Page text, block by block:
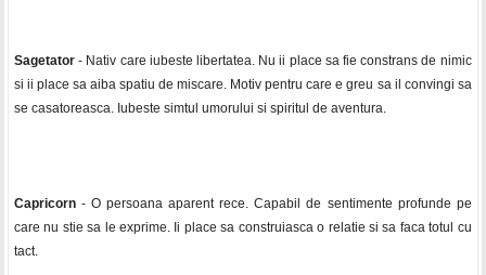
Sagetator- Nativ care iubeste libertatea. Nu ii place sa fie constrans de nimic
si ii place sa aiba spatiu de miscare. Motiv pentru care e greu sa il convingi sa
se casatoreasca. Iubeste simtul umorului si spiritul de aventura.
Capricorn- O persoana aparent rece. Capabil de sentimente profunde pe
care nu stie sa le exprime. Ii place sa construiasca o relatie si sa faca totul cu
tact.